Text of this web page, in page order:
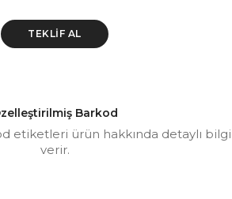
TEKLIF AL
Barkod
etiketleri ürün hakkında detaylı bilgi
verir.